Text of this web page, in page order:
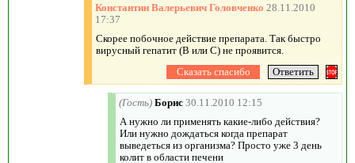
Константин Валерьевич Головченко 28.11.2010
17:37
Скорее побочное действие препарата. Так быстро
вирусный гепатит (В или С) не проявится.
(Гость) Борис 30.11.2010 12:15
А нужно ли применять какие-либо действия?
Или нужно дождаться когда препарат
выведеться из организма? Просто уже 3 день
колит в области печени